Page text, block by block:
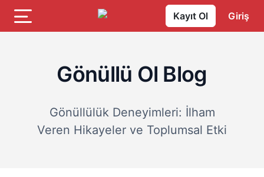
Kayıt Ol Giriş
Gönüllü Ol Blog
Gönüllülük Deneyimleri: İlham
Veren Hikayeler ve Toplumsal Etki